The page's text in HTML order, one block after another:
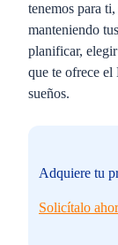
tenemos para
manteniendo
planificar,
que te ofrece el
sueños.
Adquiere tu
Solicítalo